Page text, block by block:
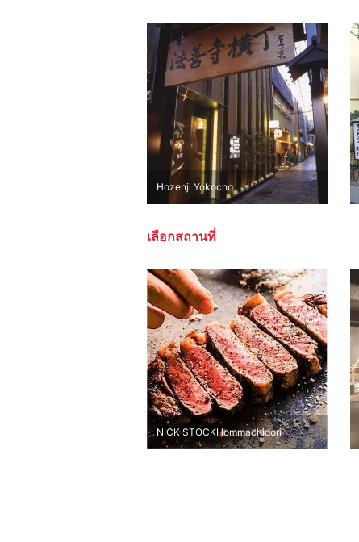
Hozenji Yokocho
เลือกสถานที่
NICK STOCKHommachidori